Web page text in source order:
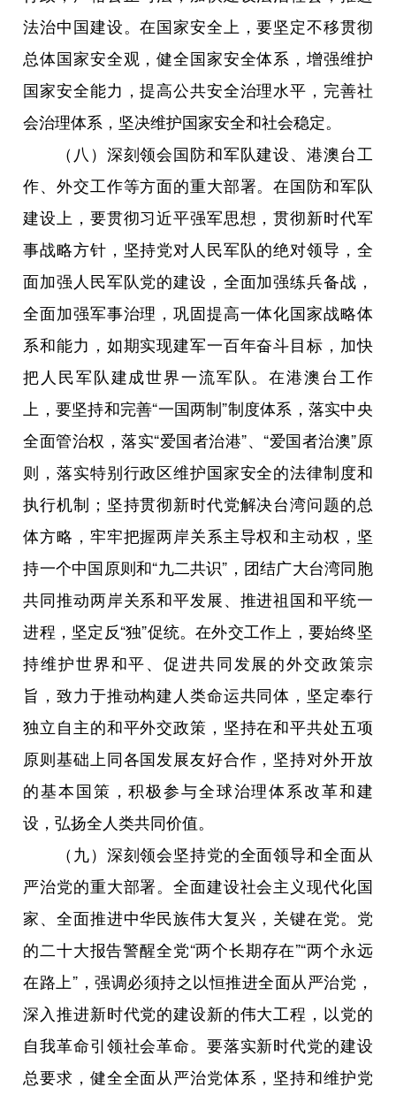
法治中国建设。在国家安全上，要坚定不移贯彻
总体国家安全观，健全国家安全体系，增强维护
国家安全能力，提高公共安全治理水平，完善社
会治理体系，坚决维护国家安全和社会稳定。
（八）深刻领会国防和军队建设、港澳台工
作、外交工作等方面的重大部署。在国防和军队
建设上，要贯彻习近平强军思想，贯彻新时代军
事战略方针，坚持党对人民军队的绝对领导，全
面加强人民军队党的建设，全面加强练兵备战，
全面加强军事治理，巩固提高一体化国家战略体
系和能力，如期实现建军一百年奋斗目标，加快
把人民军队建成世界一流军队。在港澳台工作
上，要坚持和完善“一国两制”制度体系，落实中央
全面管治权，落实“爱国者治港”、“爱国者治澳”原
则，落实特别行政区维护国家安全的法律制度和
执行机制；坚持贯彻新时代党解决台湾问题的总
体方略，牢牢把握两岸关系主导权和主动权，坚
持一个中国原则和“九二共识”，团结广大台湾同胞
共同推动两岸关系和平发展、推进祖国和平统一
进程，坚定反“独”促统。在外交工作上，要始终坚
持维护世界和平、促进共同发展的外交政策宗
旨，致力于推动构建人类命运共同体，坚定奉行
独立自主的和平外交政策，坚持在和平共处五项
原则基础上同各国发展友好合作，坚持对外开放
的基本国策，积极参与全球治理体系改革和建
设，弘扬全人类共同价值。
（九）深刻领会坚持党的全面领导和全面从
严治党的重大部署。全面建设社会主义现代化国
家、全面推进中华民族伟大复兴，关键在党。党
的二十大报告警醒全党“两个长期存在”“两个永远
在路上”，强调必须持之以恒推进全面从严治党，
深入推进新时代党的建设新的伟大工程，以党的
自我革命引领社会革命。要落实新时代党的建设
总要求，健全全面从严治党体系，坚持和维护党